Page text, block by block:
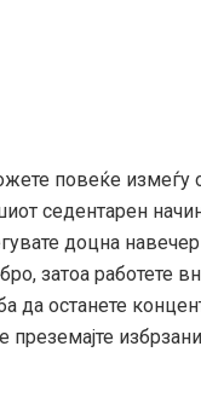
повеќе измеѓу
седентарен
доцна
затоа работете
да останете
преземајте